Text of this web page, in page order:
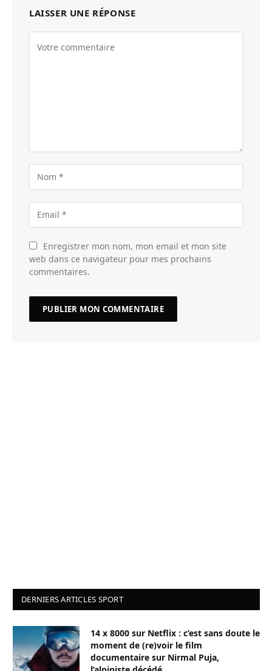
LAISSER UNE RÉPONSE
Enregistrer mon nom, mon email et mon site
web dans ce navigateur pour mes prochains
commentaires.
DERNIERS ARTICLES SPORT
14 x 8000 sur Netflix : c’est sans doute le
moment de (re)voir le film
documentaire sur Nirmal Puja,